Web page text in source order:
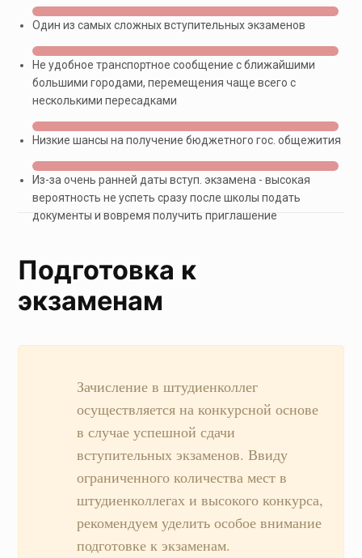
Один из самых сложных вступительных экзаменов
Не удобное транспортное сообщение с ближайшими
большими городами, перемещения чаще всего с
несколькими пересадками
Низкие шансы на получение бюджетного гос. общежития
Из-за очень ранней даты вступ. экзамена - высокая
вероятность не успеть сразу после школы подать
документы и вовремя получить приглашение
Подготовка к
экзаменам
Зачисление в штудиенколлег
осуществляется на конкурсной основе
в случае успешной сдачи
вступительных экзаменов. Ввиду
ограниченного количества мест в
штудиенколлегах и высокого конкурса,
рекомендуем уделить особое внимание
подготовке к экзаменам.